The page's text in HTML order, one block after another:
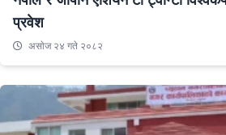
प्रवेश
असाेज २४ गते २०८२